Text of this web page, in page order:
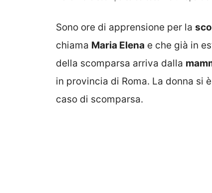
Sono ore di apprensione per la
chiama Maria Elena e che già in
della scomparsa arriva dalla
in provincia di Roma. La donna si
caso di scomparsa.